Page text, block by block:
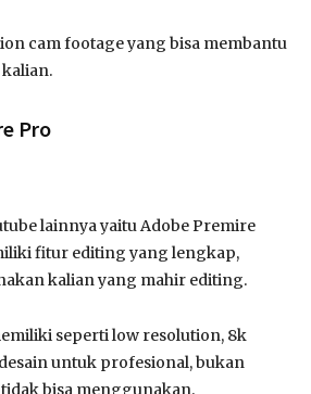
cam footage yang bisa membantu
Pro
lainnya yaitu Adobe Premire
fitur editing yang lengkap,
kalian yang mahir editing.
seperti low resolution, 8k
untuk profesional, bukan